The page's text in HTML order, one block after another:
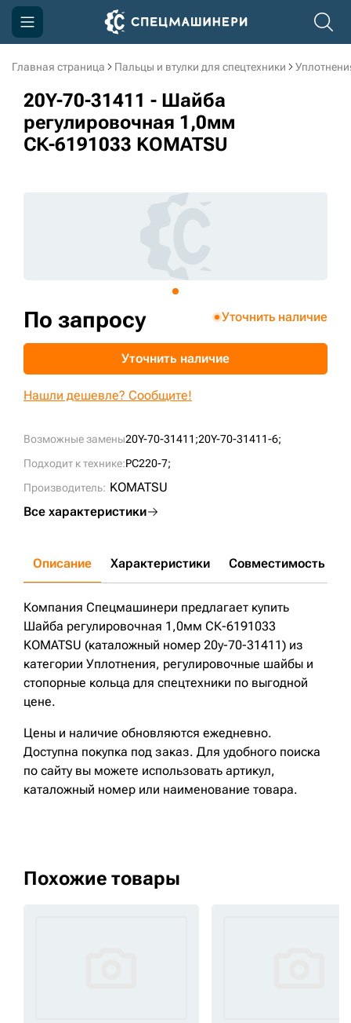
Главная страница Пальцы и втулки для спецтехники
20Y-70-31411 - Шайба
регулировочная 1,0мм
СК-6191033 KOMATSU
Возможные замены20Y-70-31411;20Y-70-31411-6;
Подходит к технике:PC220-7;
Производитель: KOMATSU
Все характеристики
По запросу Уточнить наличие
Уточнить наличие
Нашли дешевле? Сообщите!
Описание Характеристики Совместимость
Компания Спецмашинери предлагает купить
Шайба регулировочная 1,0мм СК-6191033
KOMATSU (каталожный номер 20y-70-31411) из
категории Уплотнения, регулировочные шайбы и
стопорные кольца для спецтехники по выгодной
цене.
Цены и наличие обновляются ежедневно.
Доступна покупка под заказ. Для удобного поиска
по сайту вы можете использовать артикул,
каталожный номер или наименование товара.
Похожие товары
Компания
Акции
Доставка и оплата
sksale@skdst.ru
+7 (499) 394-50-93